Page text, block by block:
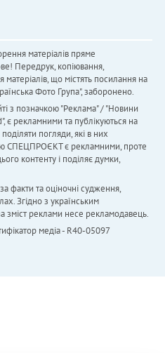
матеріалів пряме
Передрук, копіювання,
що містять посилання на
Фото Група", заборонено.
з позначкою "Реклама" / "Новини
є рекламними та публікуються на
погляди, які в них
СПЕЦПРОЄКТ є рекламними, проте
контенту і поділяє думки,
факти та оціночні судження,
Згідно з українським
зміст реклами несе рекламодавець.
медіа - R40-05097